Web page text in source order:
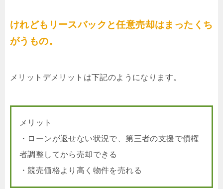
けれどもリースバックと任意売却はまったくち
がうもの。
メリットデメリットは下記のようになります。
メリット
・ローンが返せない状況で、第三者の支援で債権
者調整してから売却できる
・競売価格より高く物件を売れる